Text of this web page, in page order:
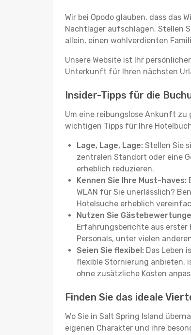
Wir bei Opodo glauben, dass das
Nachtlager aufschlagen. Stellen
allein, einen wohlverdienten
Unsere Website ist Ihr
Unterkunft für Ihren nächsten
Insider-Tipps für die
Um eine reibungslose Ankunft zu
wichtigen Tipps für Ihre
Lage, Lage, Lage: Stellen Sie
zentralen Standort oder eine
erheblich reduzieren.
Kennen Sie Ihre Must-haves:
WLAN für Sie unerlässlich?
Hotelsuche erheblich
Nutzen Sie
Erfahrungsberichte aus erster
Personals, unter vielen
Seien Sie flexibel: Das Leben
flexible Stornierung anbieten,
ohne zusätzliche Kosten
Finden Sie das ideale
Wo Sie in Salt Spring Island
eigenen Charakter und ihre